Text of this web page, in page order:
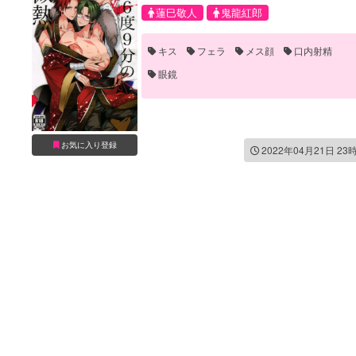
お気に入り登録
蓮巳敬人 鬼龍紅郎
キス フェラ メス顔
口内射精
眼鏡
2022年04月21日 23